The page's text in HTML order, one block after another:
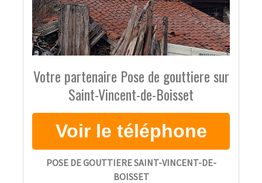
Votre partenaire Pose de gouttiere sur
Saint-Vincent-de-Boisset
POSE DE GOUTTIERE SAINT-VINCENT-DE-
BOISSET